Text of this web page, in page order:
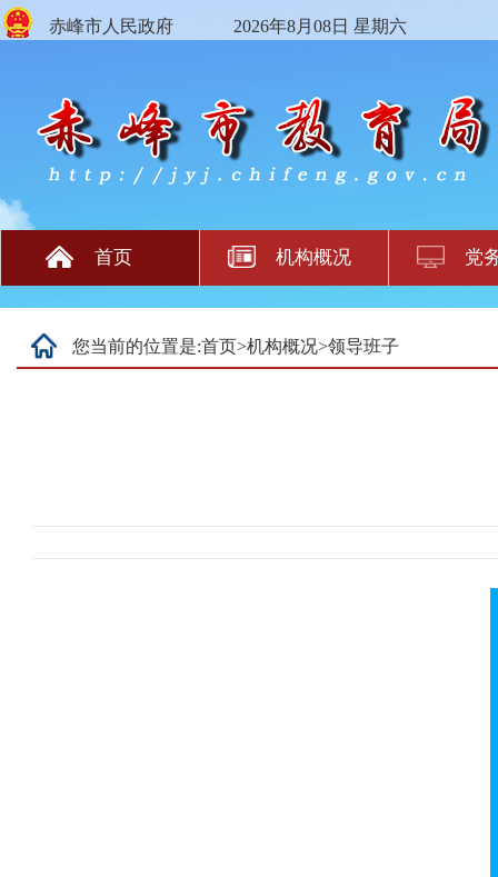
赤峰市人民政府 2026年8月08日 星期六
首页 机构概况 党
您当前的位置是:首页>机构概况>领导班子